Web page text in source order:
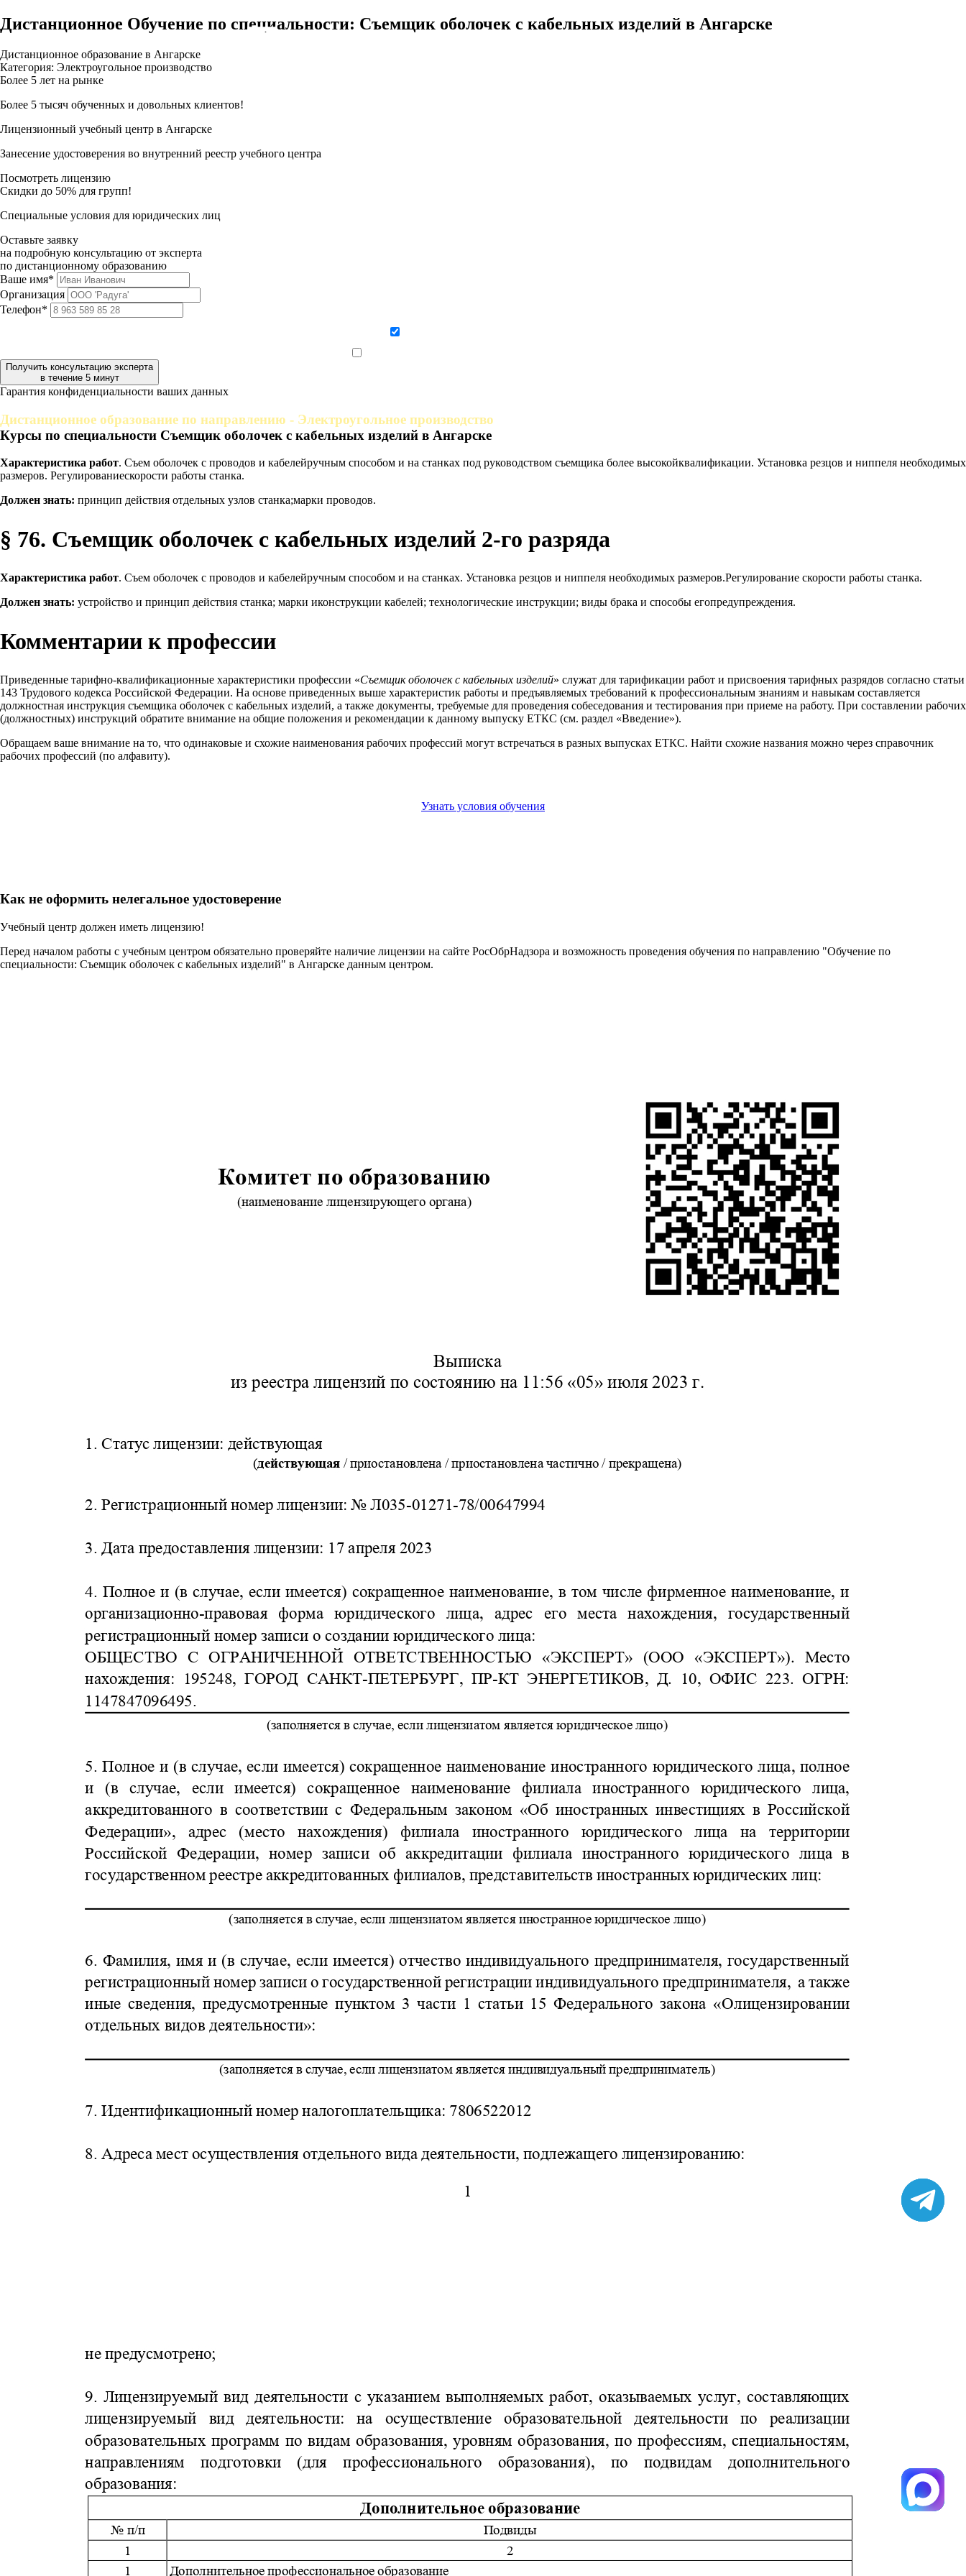
Дистанционное Обучение по специальности: Съемщик оболочек с кабельных изделий в Ангарске
Дистанционное образование в Ангарске
Категория: Электроугольное производство
Более 5 лет на рынке
Более 5 тысяч обученных и довольных клиентов!
Лицензионный учебный центр в Ангарске
Занесение удостоверения во внутренний реестр учебного центра
Посмотреть лицензию
Скидки до 50% для групп!
Специальные условия для юридических лиц
Оставьте заявку
на подробную консультацию от эксперта
по дистанционному образованию
Ваше имя*
Организация
Телефон*
Получить консультацию эксперта
в течение 5 минут
Гарантия конфиденциальности ваших данных
Дистанционное образование по направлению - Электроугольное производство
Курсы по специальности Съемщик оболочек с кабельных изделий в Ангарске
Характеристика работ. Съем оболочек с проводов и кабелейручным способом и на станках под руководством съемщика более высокойквалификации. Установка резцов и ниппеля необходимых
размеров. Регулированиескорости работы станка.
Должен знать: принцип действия отдельных узлов станка;марки проводов.
§ 76. Съемщик оболочек с кабельных изделий 2-го разряда
Характеристика работ. Съем оболочек с проводов и кабелейручным способом и на станках. Установка резцов и ниппеля необходимых размеров.Регулирование скорости работы станка.
Должен знать: устройство и принцип действия станка; марки иконструкции кабелей; технологические инструкции; виды брака и способы егопредупреждения.
Комментарии к профессии
Приведенные тарифно-квалификационные характеристики профессии «Съемщик оболочек с кабельных изделий» служат для тарификации работ и присвоения тарифных разрядов согласно статьи
143 Трудового кодекса Российской Федерации. На основе приведенных выше характеристик работы и предъявляемых требований к профессиональным знаниям и навыкам составляется
должностная инструкция съемщика оболочек с кабельных изделий, а также документы, требуемые для проведения собеседования и тестирования при приеме на работу. При составлении рабочих
(должностных) инструкций обратите внимание на общие положения и рекомендации к данному выпуску ЕТКС (см. раздел «Введение»).
Обращаем ваше внимание на то, что одинаковые и схожие наименования рабочих профессий могут встречаться в разных выпусках ЕТКС. Найти схожие названия можно через справочник
рабочих профессий (по алфавиту).
Узнать условия обучения
Как не оформить нелегальное удостоверение
Учебный центр должен иметь лицензию!
Перед началом работы с учебным центром обязательно проверяйте наличие лицензии на сайте РосОбрНадзора и возможность проведения обучения по направлению "Обучение по
специальности: Съемщик оболочек с кабельных изделий" в Ангарске данным центром.